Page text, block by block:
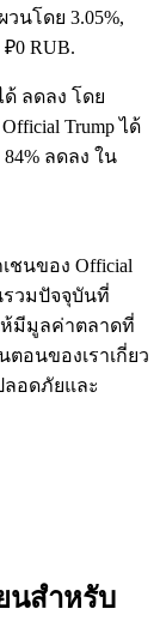
นโดย 3.05%,
RUB.
ด้ ลดลง โดย
Trump ได้
ลดลง ใน
ชนของ Official
รวมปัจจุบันที่
ห้มีมูลค่าตลาดที่
อนของเราเกี่ยว
ลอดภัยและ
นสำหรับ